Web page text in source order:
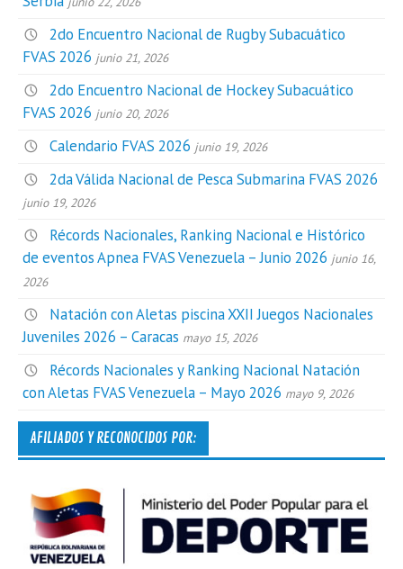
2do Encuentro Nacional de Rugby Subacuático
FVAS 2026 junio 21, 2026
2do Encuentro Nacional de Hockey Subacuático
FVAS 2026 junio 20, 2026
Calendario FVAS 2026 junio 19, 2026
2da Válida Nacional de Pesca Submarina FVAS 2026
junio 19, 2026
Récords Nacionales, Ranking Nacional e Histórico
de eventos Apnea FVAS Venezuela – Junio 2026 junio 16,
2026
Natación con Aletas piscina XXII Juegos Nacionales
Juveniles 2026 – Caracas mayo 15, 2026
Récords Nacionales y Ranking Nacional Natación
con Aletas FVAS Venezuela – Mayo 2026 mayo 9, 2026
AFILIADOS Y RECONOCIDOS POR: